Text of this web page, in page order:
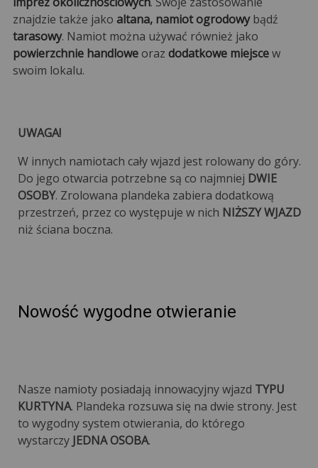
znajdzie także jako altana, namiot ogrodowybądź
tarasowy. Namiot można używać również jako
powierzchnie handloweoraz dodatkowe miejscew
swoim lokalu.
UWAGA!
W innych namiotach cały wjazd jest rolowany do góry.
Do jego otwarcia potrzebne są co najmniej DWIE
OSOBY. Zrolowana plandeka zabiera dodatkową
przestrzeń, przez co występuje w nich NIŻSZY WJAZD
niż ściana boczna.
Nowość wygodne otwieranie
Nasze namioty posiadają innowacyjny wjazd TYPU
KURTYNA. Plandeka rozsuwa się na dwie strony. Jest
to wygodny system otwierania, do którego
wystarczy JEDNA OSOBA.